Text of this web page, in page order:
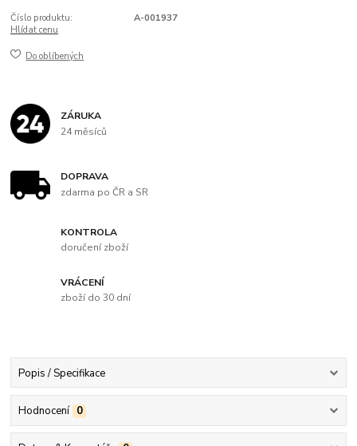
Číslo produktu:
A-001937
Hlídat cenu
Do oblíbených
ZÁRUKA
24 měsíců
DOPRAVA
zdarma po ČR a SR
KONTROLA
doručení zboží
VRÁCENÍ
zboží do 30 dní
Popis / Specifikace
Hodnocení 0